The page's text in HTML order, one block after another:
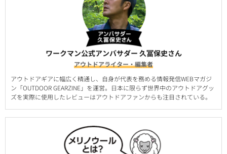
ワークマン公式アンバサダー 久冨保史さん
アウトドアライター・編集者
アウトドアギアに幅広く精通し、自身が代表を務める情報発信WEBマガジ
ン「OUTDOOR GEARZINE」を運営。日本に限らず世界中のアウトドアグッ
ズを実際に使用したレビューはアウトドアファンからも注目されている。